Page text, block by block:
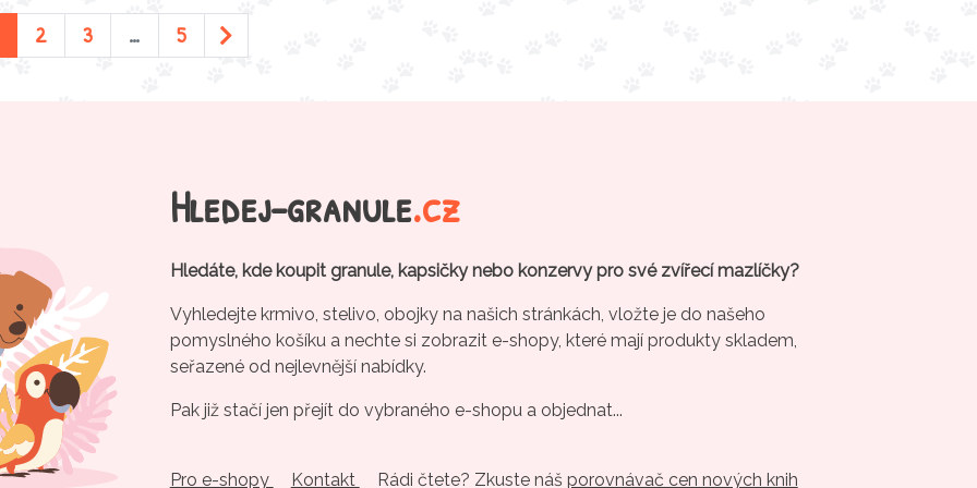
2 3 … 5
Hledej-granule.cz
Hledáte, kde koupit granule, kapsičky nebo konzervy pro své zvířecí mazlíčky?
Vyhledejte krmivo, stelivo, obojky na našich stránkách, vložte je do našeho
pomyslného košíku a nechte si zobrazit e-shopy, které mají produkty skladem,
seřazené od nejlevnější nabídky.
Pak již stačí jen přejít do vybraného e-shopu a objednat...
Pro e-shopy Kontakt Rádi čtete? Zkuste náš porovnávač cen nových knih